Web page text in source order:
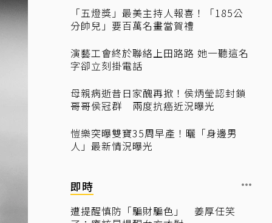
「五燈獎」最美主持人報喜！「185公
分帥兒」要百萬名畫當賀禮
演藝工會終於聯絡上田路路 她一聽這名
字卻立刻掛電話
母親病逝昔日家醜再掀！侯炳瑩認封鎖
哥哥侯冠群 兩度抗癌近況曝光
愷樂突曝雙寶35周早產！曬「身邊男
人」最新情況曝光
即時
遭提醒慎防「騙財騙色」 姜厚任笑